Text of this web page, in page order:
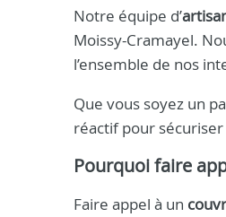
Notre équipe d’
Moissy-Cramayel.
l’ensemble de nos
Que vous soyez un
réactif pour
Pourquoi faire
Faire appel à un